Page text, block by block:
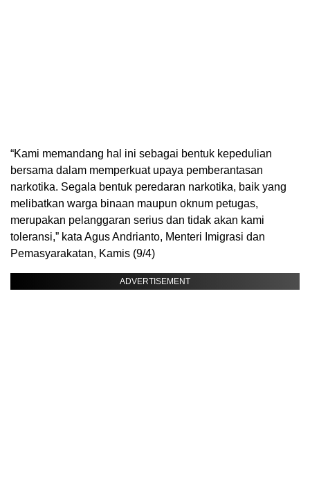
“Kami memandang hal ini sebagai bentuk kepedulian
bersama dalam memperkuat upaya pemberantasan
narkotika. Segala bentuk peredaran narkotika, baik yang
melibatkan warga binaan maupun oknum petugas,
merupakan pelanggaran serius dan tidak akan kami
toleransi,” kata Agus Andrianto, Menteri Imigrasi dan
Pemasyarakatan, Kamis (9/4)
ADVERTISEMENT